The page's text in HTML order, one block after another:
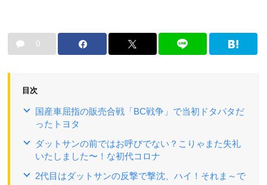
0
目次
国産車屈指の販売合戦「BC戦争」で当初ドタバタだ
ったトヨタ
ダットサンの前ではお呼びでない？こりゃまた失礼
いたしました〜！な初代コロナ
2代目はダットサンの反撃で撃沈、ハイ！それま～で